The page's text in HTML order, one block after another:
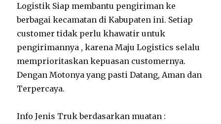
Logistik Siap membantu pengiriman ke
berbagai kecamatan di Kabupaten ini. Setiap
customer tidak perlu khawatir untuk
pengirimannya , karena Maju Logistics selalu
memprioritaskan kepuasan customernya.
Dengan Motonya yang pasti Datang, Aman dan
Terpercaya.
Info Jenis Truk berdasarkan muatan :